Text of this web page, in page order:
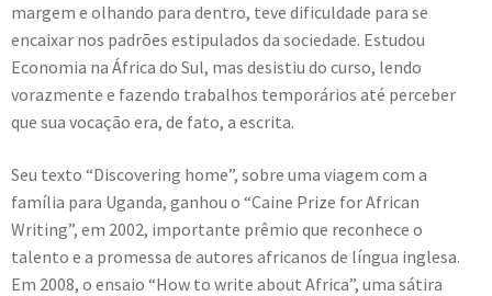
margem e olhando para dentro, teve dificuldade para se
encaixar nos padrões estipulados da sociedade. Estudou
Economia na África do Sul, mas desistiu do curso, lendo
vorazmente e fazendo trabalhos temporários até perceber
que sua vocação era, de fato, a escrita.
Seu texto “Discovering home”, sobre uma viagem com a
família para Uganda, ganhou o “Caine Prize for African
Writing”, em 2002, importante prêmio que reconhece o
talento e a promessa de autores africanos de língua inglesa.
Em 2008, o ensaio “How to write about Africa”, uma sátira